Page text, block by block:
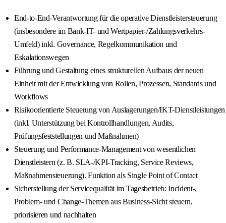
End-to-End-Verantwortung für die operative Dienstleistersteuerung
(insbesondere im Bank-IT- und Wertpapier-/Zahlungsverkehrs-
Umfeld) inkl. Governance, Regelkommunikation und
Eskalationswegen
Führung und Gestaltung eines strukturellen Aufbaus der neuen
Einheit mit der Entwicklung von Rollen, Prozessen, Standards und
Workflows
Risikoorientierte Steuerung von Auslagerungen/IKT-Dienstleistungen
(inkl. Unterstützung bei Kontrollhandlungen, Audits,
Prüfungsfeststellungen und Maßnahmen)
Steuerung und Performance-Management von wesentlichen
Dienstleistern (z. B. SLA-/KPI-Tracking, Service Reviews,
Maßnahmensteuerung). Funktion als Single Point of Contact
Sicherstellung der Servicequalität im Tagesbetrieb: Incident-,
Problem- und Change-Themen aus Business-Sicht steuern,
priorisieren und nachhalten